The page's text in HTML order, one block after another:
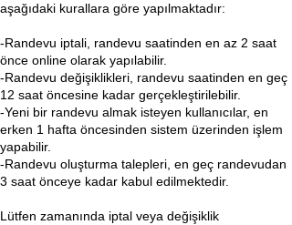
aşağıdaki kurallara göre yapılmaktadır:
-Randevu iptali, randevu saatinden en az 2 saat
önce online olarak yapılabilir.
-Randevu değişiklikleri, randevu saatinden en geç
12 saat öncesine kadar gerçekleştirilebilir.
-Yeni bir randevu almak isteyen kullanıcılar, en
erken 1 hafta öncesinden sistem üzerinden işlem
yapabilir.
-Randevu oluşturma talepleri, en geç randevudan
3 saat önceye kadar kabul edilmektedir.
Lütfen zamanında iptal veya değişiklik